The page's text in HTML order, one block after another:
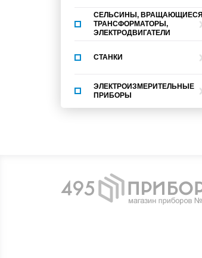
СЕЛЬСИНЫ, ВРАЩАЮЩИЕСЯ
ТРАНСФОРМАТОРЫ,
ЭЛЕКТРОДВИГАТЕЛИ
СТАНКИ
ЭЛЕКТРОИЗМЕРИТЕЛЬНЫЕ
ПРИБОРЫ